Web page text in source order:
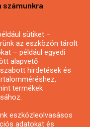
számunkra
sütiket –
az eszközön tárolt
– például egyedi
alapvető
hirdetések és
termékek
eszközleolvasásos
adatokat és